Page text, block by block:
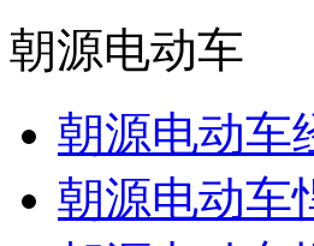
朝源电动车
朝源电动车
朝源电动车